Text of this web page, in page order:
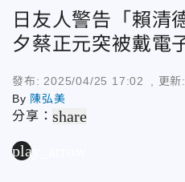
日友人警告「賴
夕蔡正元突被戴電
發布: 2025/04/25 17:02 , 更新:
By 陳弘美
分享：share
play_arrow